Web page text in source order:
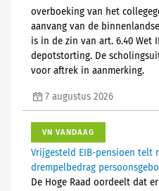
overboeking van het
aanvang van de
is in de zin van art. 6.40 Wet
depotstorting. De
voor aftrek in aanmerking.
7 augustus 2026
VN VANDAAG
Vrijgesteld EIB-pensioen telt
drempelbedrag
De Hoge Raad oordeelt dat